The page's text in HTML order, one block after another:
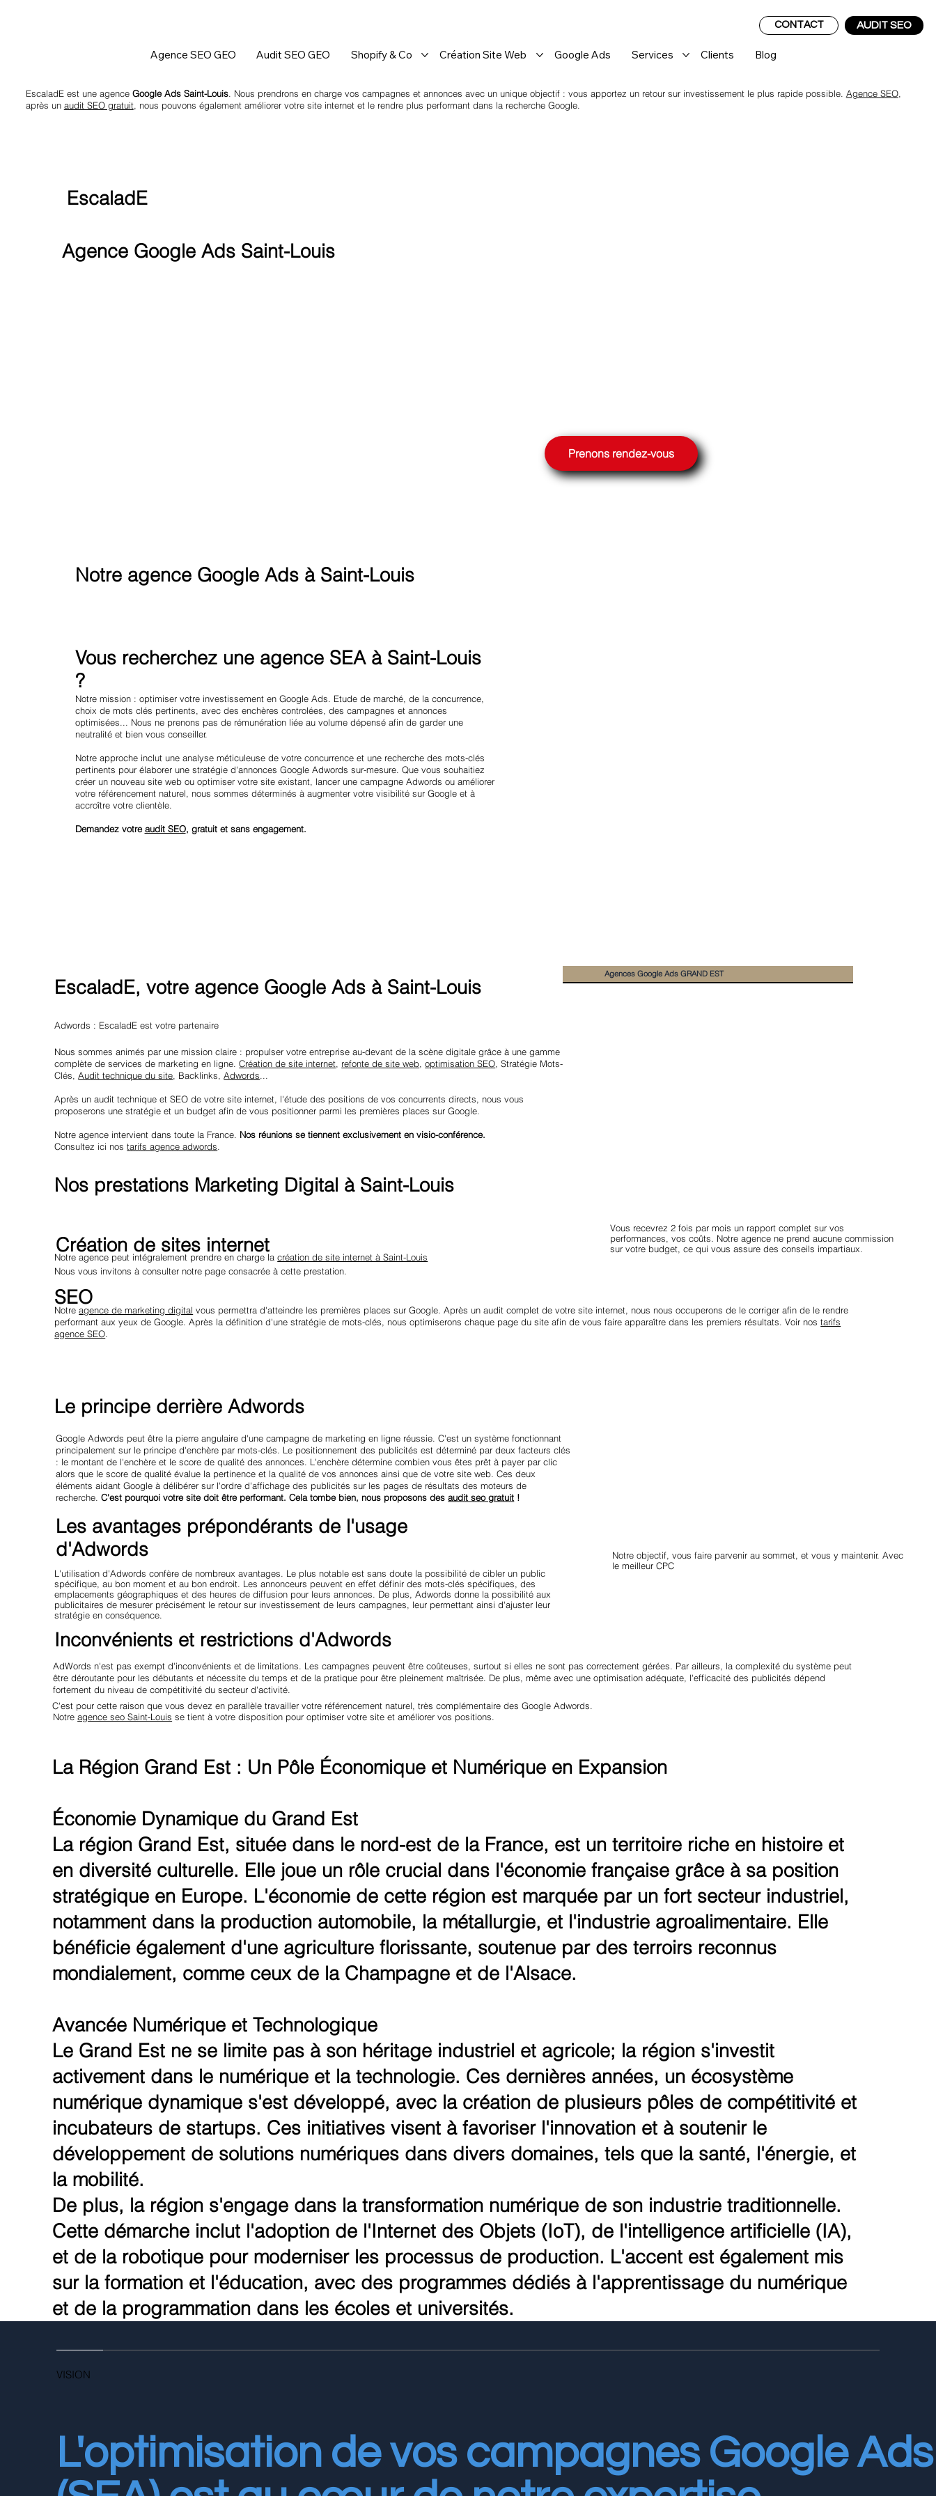
AUDIT SEO
CONTACT
Agence SEO GEO Audit SEO GEO Shopify & Co Création Site Web Google Ads Services Clients Blog
EscaladE
EscaladE est une agence Google Ads Saint-Louis. Nous prendrons en charge vos campagnes et annonces avec un unique objectif : vous apportez un retour sur investissement le plus rapide possible. Agence SEO,
après un audit SEO gratuit, nous pouvons également améliorer votre site internet et le rendre plus performant dans la recherche Google.
Agence Google Ads Saint-Louis
Prenons rendez-vous
Nous sommes animés par une mission claire : propulser votre entreprise au-devant de la scène digitale grâce à une gamme
complète de services de marketing en ligne.Création de site internet, refonte de site web,optimisation SEO, Stratégie Mots-
Clés,Audit technique du site, Backlinks,Adwords...
Après un audit technique et SEO de votre site internet, l'étude des positions de vos concurrents directs, nous vous
proposerons une stratégie et un budget afin de vous positionner parmi les premières places sur Google.
Notre agence intervient dans toute la France. Nos réunions se tiennent exclusivement en visio-conférence.
Consultez ici nostarifs agence adwords.
EscaladE, votre agence Google Ads à Saint-Louis
Adwords : EscaladE est votre partenaire
Nos prestations Marketing Digital à Saint-Louis
Création de sites internet
Notre agence peut intégralement prendre en charge lacréation de site internet à Saint-Louis
SEO
Notreagence de marketing digital vous permettra d'atteindre les premières places sur Google. Après un audit complet de votre site internet, nous nous occuperons de le corriger afin de le rendre
performant aux yeux de Google. Après la définition d'une stratégie de mots-clés, nous optimiserons chaque page du site afin de vous faire apparaître dans les premiers résultats. Voir nostarifs
agence SEO.
Nous vous invitons à consulter notre page consacrée à cette prestation.
Vous recevrez 2 fois par mois un rapport complet sur vos
performances, vos coûts. Notre agence ne prend aucune commission
sur votre budget, ce qui vous assure des conseils impartiaux.
Notre objectif, vous faire parvenir au sommet, et vous y maintenir. Avec
le meilleur CPC
La Région Grand Est : Un Pôle Économique et Numérique en Expansion
Économie Dynamique du Grand Est
La région Grand Est, située dans le nord-est de la France, est un territoire riche en histoire et
en diversité culturelle. Elle joue un rôle crucial dans l'économie française grâce à sa position
stratégique en Europe. L'économie de cette région est marquée par un fort secteur industriel,
notamment dans la production automobile, la métallurgie, et l'industrie agroalimentaire. Elle
bénéficie également d'une agriculture florissante, soutenue par des terroirs reconnus
mondialement, comme ceux de la Champagne et de l'Alsace.
Avancée Numérique et Technologique
Le Grand Est ne se limite pas à son héritage industriel et agricole; la région s'investit
activement dans le numérique et la technologie. Ces dernières années, un écosystème
numérique dynamique s'est développé, avec la création de plusieurs pôles de compétitivité et
incubateurs de startups. Ces initiatives visent à favoriser l'innovation et à soutenir le
développement de solutions numériques dans divers domaines, tels que la santé, l'énergie, et
la mobilité.
De plus, la région s'engage dans la transformation numérique de son industrie traditionnelle.
Cette démarche inclut l'adoption de l'Internet des Objets (IoT), de l'intelligence artificielle (IA),
et de la robotique pour moderniser les processus de production. L'accent est également mis
sur la formation et l'éducation, avec des programmes dédiés à l'apprentissage du numérique
et de la programmation dans les écoles et universités.
Notreagence seo Saint-Louis se tient à votre disposition pour optimiser votre site et améliorer vos positions.
C'est pour cette raison que vous devez en parallèle travailler votre référencement naturel, très complémentaire des Google Adwords.
AdWords n'est pas exempt d'inconvénients et de limitations. Les campagnes peuvent être coûteuses, surtout si elles ne sont pas correctement gérées. Par ailleurs, la complexité du système peut
être déroutante pour les débutants et nécessite du temps et de la pratique pour être pleinement maîtrisée. De plus, même avec une optimisation adéquate, l'efficacité des publicités dépend
fortement du niveau de compétitivité du secteur d'activité.
Inconvénients et restrictions d'Adwords
L'utilisation d'Adwords confère de nombreux avantages. Le plus notable est sans doute la possibilité de cibler un public
spécifique, au bon moment et au bon endroit. Les annonceurs peuvent en effet définir des mots-clés spécifiques, des
emplacements géographiques et des heures de diffusion pour leurs annonces. De plus, Adwords donne la possibilité aux
publicitaires de mesurer précisément le retour sur investissement de leurs campagnes, leur permettant ainsi d'ajuster leur
stratégie en conséquence.
Les avantages prépondérants de l'usage
d'Adwords
Google Adwords peut être la pierre angulaire d'une campagne de marketing en ligne réussie. C'est un système fonctionnant
principalement sur le principe d'enchère par mots-clés. Le positionnement des publicités est déterminé par deux facteurs clés
: le montant de l'enchère et le score de qualité des annonces. L'enchère détermine combien vous êtes prêt à payer par clic
alors que le score de qualité évalue la pertinence et la qualité de vos annonces ainsi que de votre site web. Ces deux
éléments aidant Google à délibérer sur l'ordre d'affichage des publicités sur les pages de résultats des moteurs de
recherche.C'est pourquoi votre site doit être performant. Cela tombe bien, nous proposons desaudit seo gratuit !
Le principe derrière Adwords
Notre agence Google Ads à Saint-Louis
Vous recherchez une agence SEA à Saint-Louis
?
Notre mission : optimiser votre investissement en Google Ads. Etude de marché, de la concurrence,
choix de mots clés pertinents, avec des enchères controlées, des campagnes et annonces
optimisées... Nous ne prenons pas de rémunération liée au volume dépensé afin de garder une
neutralité et bien vous conseiller.
Notre approche inclut une analyse méticuleuse de votre concurrence et une recherche des mots-clés
pertinents pour élaborer une stratégie d'annonces Google Adwords sur-mesure. Que vous souhaitiez
créer un nouveau site web ou optimiser votre site existant, lancer une campagne Adwords ou améliorer
votre référencement naturel, nous sommes déterminés à augmenter votre visibilité sur Google et à
accroître votre clientèle.
Demandez votre audit SEO, gratuit et sans engagement.
Agences Google Ads GRAND EST
VISION
L'optimisation de vos campagnes Google Ads